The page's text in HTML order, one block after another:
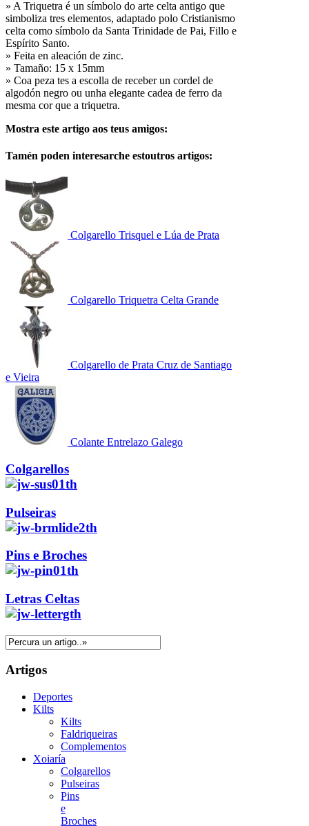
» A Triquetra é un símbolo do arte celta antigo que
simboliza tres elementos, adaptado polo Cristianismo
celta como símbolo da Santa Trinidade de Pai, Fillo e
Espírito Santo.
» Feita en aleación de zinc.
» Tamaño: 15 x 15mm
» Coa peza tes a escolla de receber un cordel de
algodón negro ou unha elegante cadea de ferro da
mesma cor que a triquetra.
Mostra este artigo aos teus amigos:
Tamén poden interesarche estoutros artigos:
Colgarello Trisquel e Lúa de Prata
Colgarello Triquetra Celta Grande
Colgarello de Prata Cruz de Santiago
e Vieira
Colante Entrelazo Galego
Colgarellos
Pulseiras
Pins e Broches
Letras Celtas
Artigos
Deportes
Kilts
Kilts
Faldriqueiras
Complementos
Xoiaría
Colgarellos
Pulseiras
Pins
e
Broches